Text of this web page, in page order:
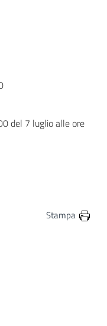
del 7 luglio alle ore
su Facebook
pagina su Twitter
pagina su Linkedin
questa pagina via
Stampa